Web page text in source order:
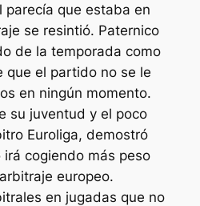
parecía que estaba en
se resintió. Paternico
de la temporada como
que el partido no se le
en ningún momento.
su juventud y el poco
Euroliga, demostró
cogiendo más peso
europeo.
en jugadas que no